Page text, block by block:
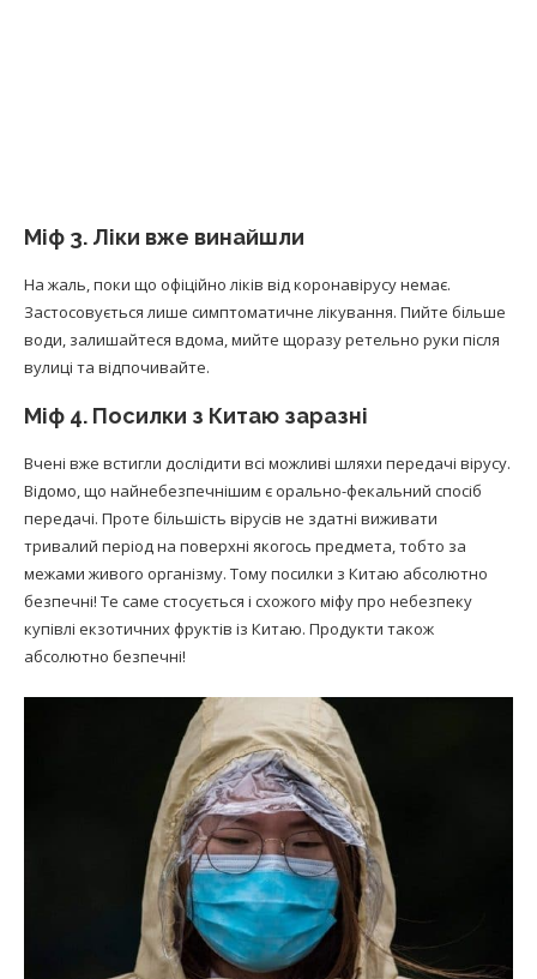
Міф 3. Ліки вже винайшли
На жаль, поки що офіційно ліків від коронавірусу немає.
Застосовується лише симптоматичне лікування. Пийте більше
води, залишайтеся вдома, мийте щоразу ретельно руки після
вулиці та відпочивайте.
Міф 4. Посилки з Китаю заразні
Вчені вже встигли дослідити всі можливі шляхи передачі вірусу.
Відомо, що найнебезпечнішим є орально-фекальний спосіб
передачі. Проте більшість вірусів не здатні виживати
тривалий період на поверхні якогось предмета, тобто за
межами живого організму. Тому посилки з Китаю абсолютно
безпечні! Те саме стосується і схожого міфу про небезпеку
купівлі екзотичних фруктів із Китаю. Продукти також
абсолютно безпечні!